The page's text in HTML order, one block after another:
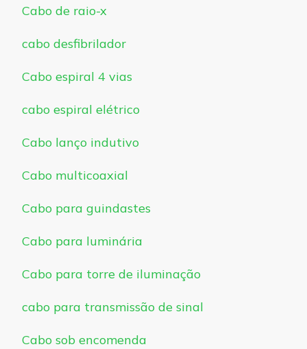
Cabo de raio-x
cabo desfibrilador
Cabo espiral 4 vias
cabo espiral elétrico
Cabo lanço indutivo
Cabo multicoaxial
Cabo para guindastes
Cabo para luminária
Cabo para torre de iluminação
cabo para transmissão de sinal
Cabo sob encomenda